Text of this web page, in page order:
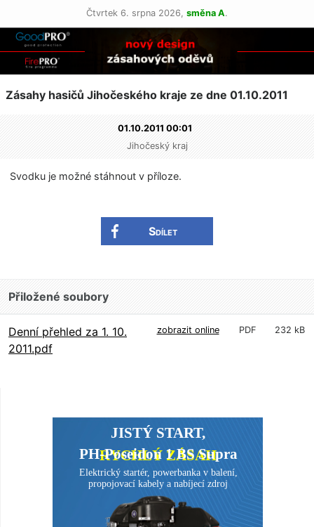
Čtvrtek 6. srpna 2026, směna A.
Zásahy hasičů Jihočeského kraje ze dne 01.10.2011
01.10.2011 00:01
Jihočeský kraj
Svodku je možné stáhnout v příloze.
Sdílet
Přiložené soubory
Denní přehled za 1. 10.
2011.pdf
zobrazit online PDF 232 kB